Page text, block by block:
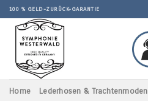
Skip
to
content
100 % GELD-ZURÜCK-GARANTIE
Home Lederhosen & Trachtenmoden